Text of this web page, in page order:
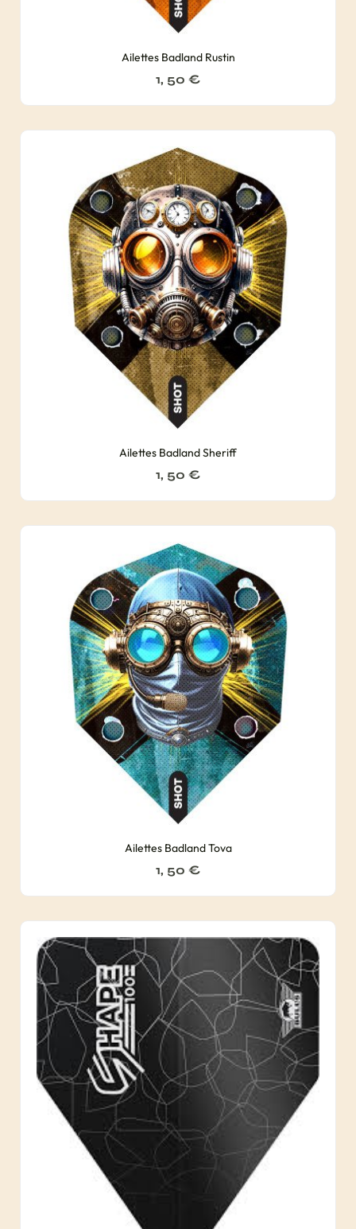
Ailettes Badland Rustin
1, 50 €
Ailettes Badland Sheriff
1, 50 €
Ailettes Badland Tova
1, 50 €